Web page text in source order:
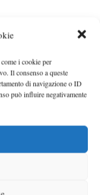
i cookie per
Il consenso a queste
di navigazione o ID
può influire negativamente